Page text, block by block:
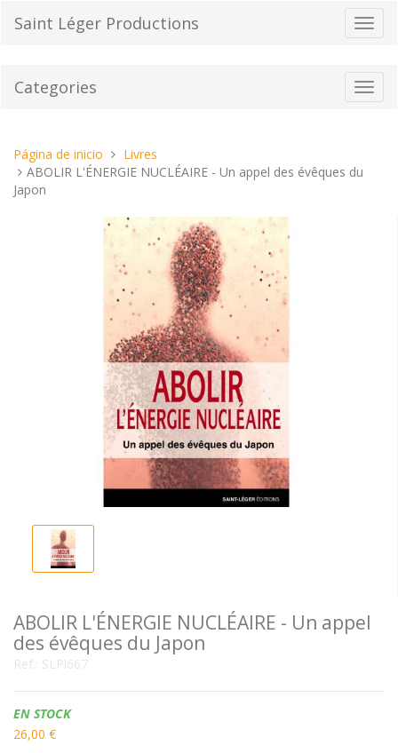
el
de
Saint Léger Productions
Categories
Estas
aquí:
Página de inicio
Livres
ABOLIR L'ÉNERGIE NUCLÉAIRE - Un appel des évêques du
Japon
ABOLIR L'ÉNERGIE NUCLÉAIRE - Un appel
des évêques du Japon
Ref.: SLPl667
Disponibilidad:
EN STOCK
26,00 €